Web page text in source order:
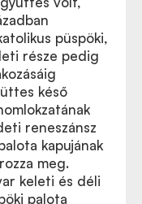
püspöki,
része pedig
késő
reneszánsz
kapujának
meg.
keleti és déli
palota